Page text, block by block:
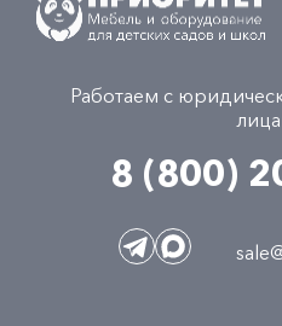
Работаем с
8 (800)